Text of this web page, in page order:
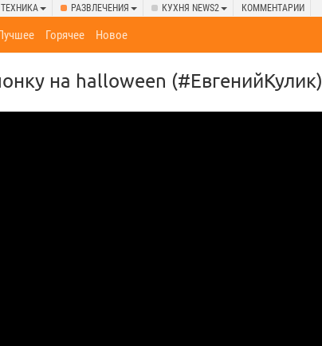
РАЗВЛЕЧЕНИЯ КУХНЯ NEWS2 КОММЕНТАРИИ
Горячее Новое
на halloween (#ЕвгенийКулик)